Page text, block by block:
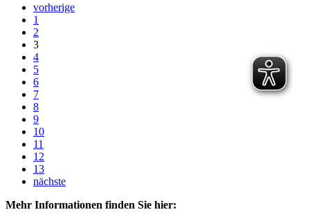
vorherige
1
2
3
4
5
6
7
8
9
10
11
12
13
nächste
Mehr Informationen finden Sie hier: